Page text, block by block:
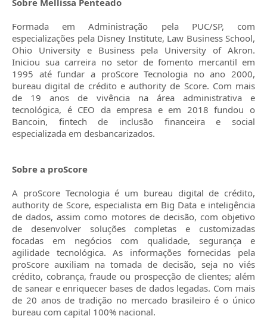
Sobre Mellissa Penteado
Formada em Administração pela PUC/SP, com
especializações pela Disney Institute, Law Business School,
Ohio University e Business pela University of Akron.
Iniciou sua carreira no setor de fomento mercantil em
1995 até fundar a proScore Tecnologia no ano 2000,
bureau digital de crédito e authority de Score. Com mais
de 19 anos de vivência na área administrativa e
tecnológica, é CEO da empresa e em 2018 fundou o
Bancoin, fintech de inclusão financeira e social
especializada em desbancarizados.
Sobre a proScore
A proScore Tecnologia é um bureau digital de crédito,
authority de Score, especialista em Big Data e inteligência
de dados, assim como motores de decisão, com objetivo
de desenvolver soluções completas e customizadas
focadas em negócios com qualidade, segurança e
agilidade tecnológica. As informações fornecidas pela
proScore auxiliam na tomada de decisão, seja no viés
crédito, cobrança, fraude ou prospecção de clientes; além
de sanear e enriquecer bases de dados legadas. Com mais
de 20 anos de tradição no mercado brasileiro é o único
bureau com capital 100% nacional.